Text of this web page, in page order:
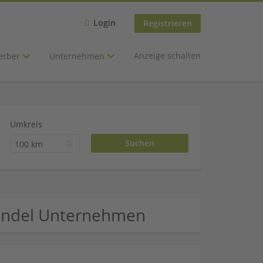
Login Registrieren
Unternehmen Anzeige schalten
Umkreis
100 km
Unternehmen